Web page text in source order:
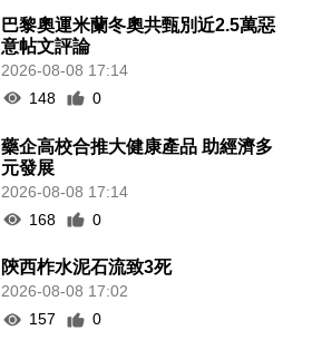
巴黎奧運米蘭冬奧共甄別近2.5萬惡
意帖文評論
2026-08-08 17:14
148
0
藥企高校合推大健康產品 助經濟多
元發展
2026-08-08 17:14
168
0
陝西柞水泥石流致3死
2026-08-08 17:02
157
0